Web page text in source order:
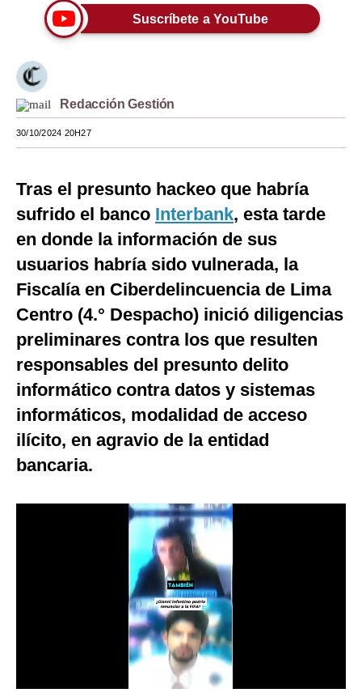
Estilos
Mundo
EEUU
Internacional
Tecnología
Mix
G de Gestión
Notas Contratadas
Podcast
Gestión TV
Videos
Privacidad
Suscríbete a YouTube
Redacción Gestión
30/10/2024 20H27
Tras el presunto hackeo que habría
sufrido el banco Interbank, esta tarde
en donde la información de sus
usuarios habría sido vulnerada, la
Fiscalía en Ciberdelincuencia de Lima
Centro (4.° Despacho) inició diligencias
preliminares contra los que resulten
responsables del presunto delito
informático contra datos y sistemas
informáticos, modalidad de acceso
ilícito, en agravio de la entidad
bancaria.